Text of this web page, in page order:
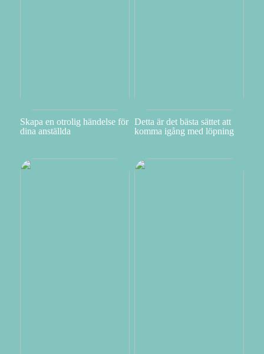
Skapa en otrolig händelse för
dina anställda
Detta är det bästa sättet att
komma igång med löpning